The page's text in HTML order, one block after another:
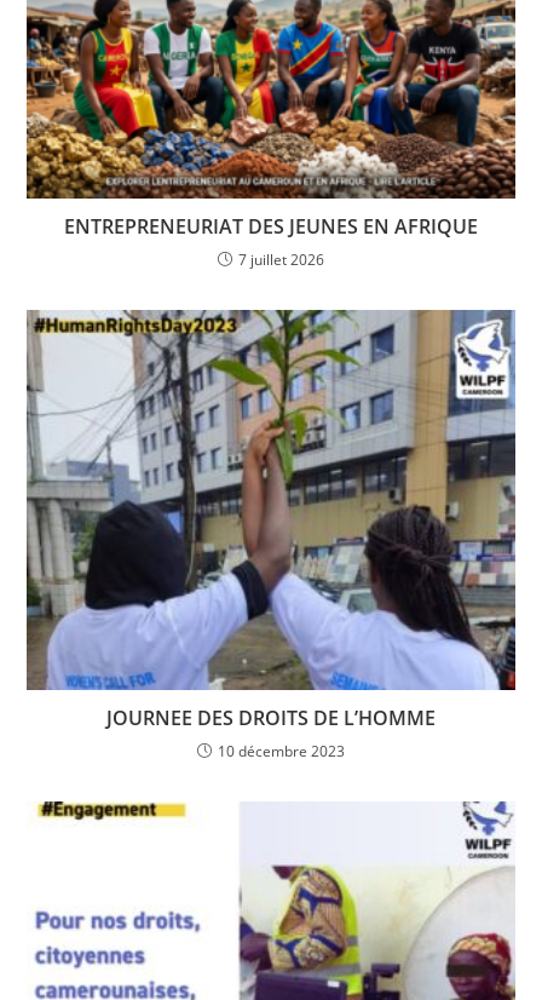
ENTREPRENEURIAT DES JEUNES EN AFRIQUE
7 juillet 2026
JOURNEE DES DROITS DE L’HOMME
10 décembre 2023